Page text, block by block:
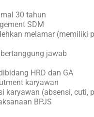
30 tahun
SDM
melamar (memiliki
jawab
HRD dan GA
karyawan
karyawan (absensi, cuti,
BPJS